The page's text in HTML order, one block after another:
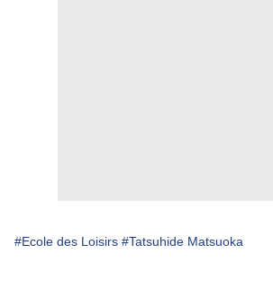
#Ecole des Loisirs #Tatsuhide Matsuoka